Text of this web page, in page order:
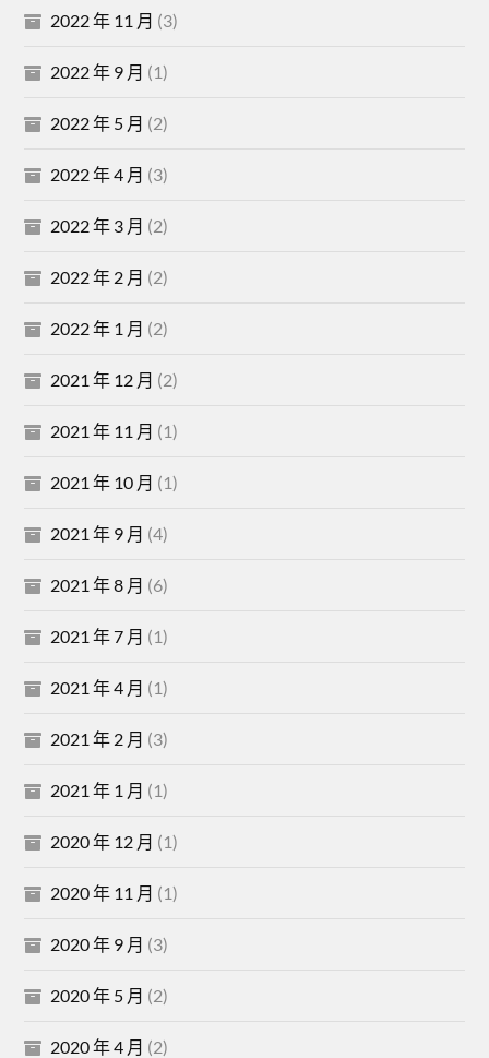
2022 年 11 月 (3)
2022 年 9 月 (1)
2022 年 5 月 (2)
2022 年 4 月 (3)
2022 年 3 月 (2)
2022 年 2 月 (2)
2022 年 1 月 (2)
2021 年 12 月 (2)
2021 年 11 月 (1)
2021 年 10 月 (1)
2021 年 9 月 (4)
2021 年 8 月 (6)
2021 年 7 月 (1)
2021 年 4 月 (1)
2021 年 2 月 (3)
2021 年 1 月 (1)
2020 年 12 月 (1)
2020 年 11 月 (1)
2020 年 9 月 (3)
2020 年 5 月 (2)
2020 年 4 月 (2)